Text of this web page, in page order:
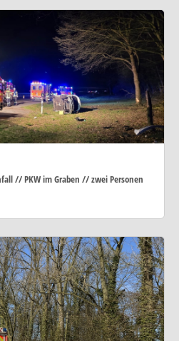
// PKW im Graben // zwei Personen